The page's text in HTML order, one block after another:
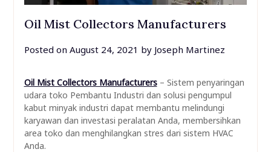
Oil Mist Collectors Manufacturers
Posted on August 24, 2021 by Joseph Martinez
Oil Mist Collectors Manufacturers– Sistem penyaringan
udara toko Pembantu Industri dan solusi pengumpul
kabut minyak industri dapat membantu melindungi
karyawan dan investasi peralatan Anda, membersihkan
area toko dan menghilangkan stres dari sistem HVAC
Anda.